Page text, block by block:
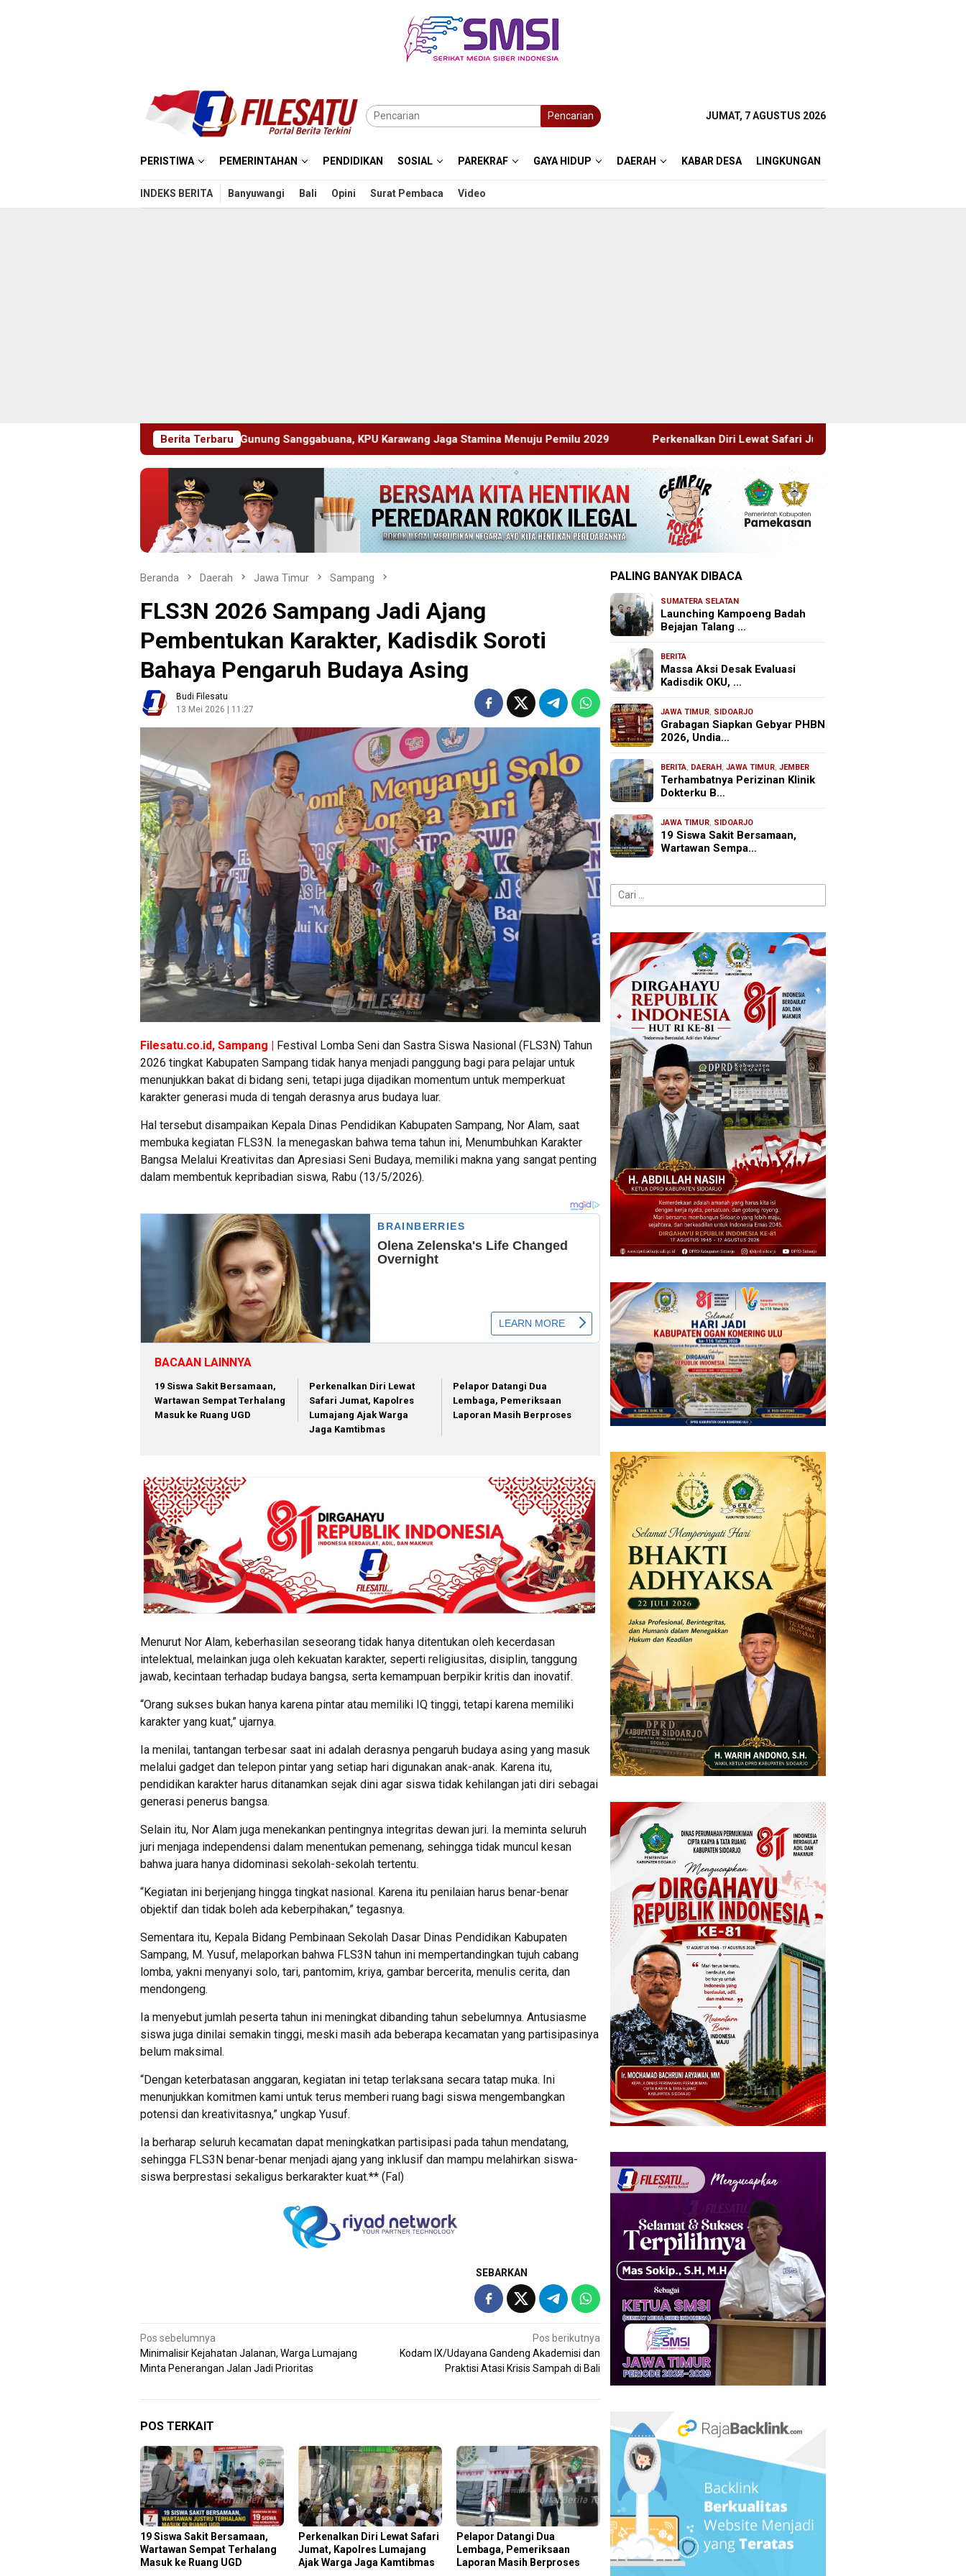
Pencarian JUMAT, 7 AGUSTUS 2026
PERISTIWA PEMERINTAHAN PENDIDIKAN SOSIAL PAREKRAF GAYA HIDUP DAERAH KABAR DESA LINGKUNGAN
INDEKS BERITA Banyuwangi Bali Opini Surat Pembaca Video
Berita Terbaru
HUT RI ke-81 di Gunung Sanggabuana, KPU Karawang Jaga Stamina Menuju Pemilu 2029 Perkenalkan Diri Lewat Safari Jumat, Kapolres Lumajang Ajak Warga Jaga Kamtibmas
Beranda Daerah Jawa Timur Sampang
FLS3N 2026 Sampang Jadi Ajang
Pembentukan Karakter, Kadisdik Soroti
Bahaya Pengaruh Budaya Asing
Budi Filesatu
13 Mei 2026 | 11:27
Filesatu.co.id, Sampang | Festival Lomba Seni dan Sastra Siswa Nasional (FLS3N) Tahun
2026 tingkat Kabupaten Sampang tidak hanya menjadi panggung bagi para pelajar untuk
menunjukkan bakat di bidang seni, tetapi juga dijadikan momentum untuk memperkuat
karakter generasi muda di tengah derasnya arus budaya luar.
Hal tersebut disampaikan Kepala Dinas Pendidikan Kabupaten Sampang, Nor Alam, saat
membuka kegiatan FLS3N. Ia menegaskan bahwa tema tahun ini, Menumbuhkan Karakter
Bangsa Melalui Kreativitas dan Apresiasi Seni Budaya, memiliki makna yang sangat penting
dalam membentuk kepribadian siswa, Rabu (13/5/2026).
BACAAN LAINNYA
19 Siswa Sakit Bersamaan,
Wartawan Sempat Terhalang
Masuk ke Ruang UGD
Perkenalkan Diri Lewat
Safari Jumat, Kapolres
Lumajang Ajak Warga
Jaga Kamtibmas
Pelapor Datangi Dua
Lembaga, Pemeriksaan
Laporan Masih Berproses
Menurut Nor Alam, keberhasilan seseorang tidak hanya ditentukan oleh kecerdasan
intelektual, melainkan juga oleh kekuatan karakter, seperti religiusitas, disiplin, tanggung
jawab, kecintaan terhadap budaya bangsa, serta kemampuan berpikir kritis dan inovatif.
“Orang sukses bukan hanya karena pintar atau memiliki IQ tinggi, tetapi karena memiliki
karakter yang kuat,” ujarnya.
Ia menilai, tantangan terbesar saat ini adalah derasnya pengaruh budaya asing yang masuk
melalui gadget dan telepon pintar yang setiap hari digunakan anak-anak. Karena itu,
pendidikan karakter harus ditanamkan sejak dini agar siswa tidak kehilangan jati diri sebagai
generasi penerus bangsa.
Selain itu, Nor Alam juga menekankan pentingnya integritas dewan juri. Ia meminta seluruh
juri menjaga independensi dalam menentukan pemenang, sehingga tidak muncul kesan
bahwa juara hanya didominasi sekolah-sekolah tertentu.
“Kegiatan ini berjenjang hingga tingkat nasional. Karena itu penilaian harus benar-benar
objektif dan tidak boleh ada keberpihakan,” tegasnya.
Sementara itu, Kepala Bidang Pembinaan Sekolah Dasar Dinas Pendidikan Kabupaten
Sampang, M. Yusuf, melaporkan bahwa FLS3N tahun ini mempertandingkan tujuh cabang
lomba, yakni menyanyi solo, tari, pantomim, kriya, gambar bercerita, menulis cerita, dan
mendongeng.
Ia menyebut jumlah peserta tahun ini meningkat dibanding tahun sebelumnya. Antusiasme
siswa juga dinilai semakin tinggi, meski masih ada beberapa kecamatan yang partisipasinya
belum maksimal.
“Dengan keterbatasan anggaran, kegiatan ini tetap terlaksana secara tatap muka. Ini
menunjukkan komitmen kami untuk terus memberi ruang bagi siswa mengembangkan
potensi dan kreativitasnya,” ungkap Yusuf.
Ia berharap seluruh kecamatan dapat meningkatkan partisipasi pada tahun mendatang,
sehingga FLS3N benar-benar menjadi ajang yang inklusif dan mampu melahirkan siswa-
siswa berprestasi sekaligus berkarakter kuat.** (Fal)
SEBARKAN
Navigasi
pos
Pos sebelumnya
Minimalisir Kejahatan Jalanan, Warga Lumajang
Minta Penerangan Jalan Jadi Prioritas
Pos berikutnya
Kodam IX/Udayana Gandeng Akademisi dan
Praktisi Atasi Krisis Sampah di Bali
POS TERKAIT
19 Siswa Sakit Bersamaan,
Wartawan Sempat Terhalang
Masuk ke Ruang UGD
Perkenalkan Diri Lewat Safari
Jumat, Kapolres Lumajang
Ajak Warga Jaga Kamtibmas
Pelapor Datangi Dua
Lembaga, Pemeriksaan
Laporan Masih Berproses
PALING BANYAK DIBACA
SUMATERA SELATAN
Launching Kampoeng Badah
Bejajan Talang …
BERITA
Massa Aksi Desak Evaluasi
Kadisdik OKU, …
JAWA TIMUR, SIDOARJO
Grabagan Siapkan Gebyar PHBN
2026, Undia…
BERITA, DAERAH ,JAWA TIMUR,JEMBER
Terhambatnya Perizinan Klinik
Dokterku B…
JAWA TIMUR, SIDOARJO
19 Siswa Sakit Bersamaan,
Wartawan Sempa…
Cari
untuk: